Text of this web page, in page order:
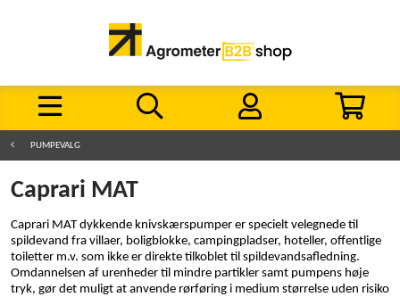
PUMPEVALG
Caprari MAT
Caprari MAT dykkende knivskærspumper er specielt velegnede til
spildevand fra villaer, boligblokke, campingpladser, hoteller, offentlige
toiletter m.v. som ikke er direkte tilkoblet til spildevandsafledning.
Omdannelsen af urenheder til mindre partikler samt pumpens høje
tryk, gør det muligt at anvende rørføring i medium størrelse uden risiko